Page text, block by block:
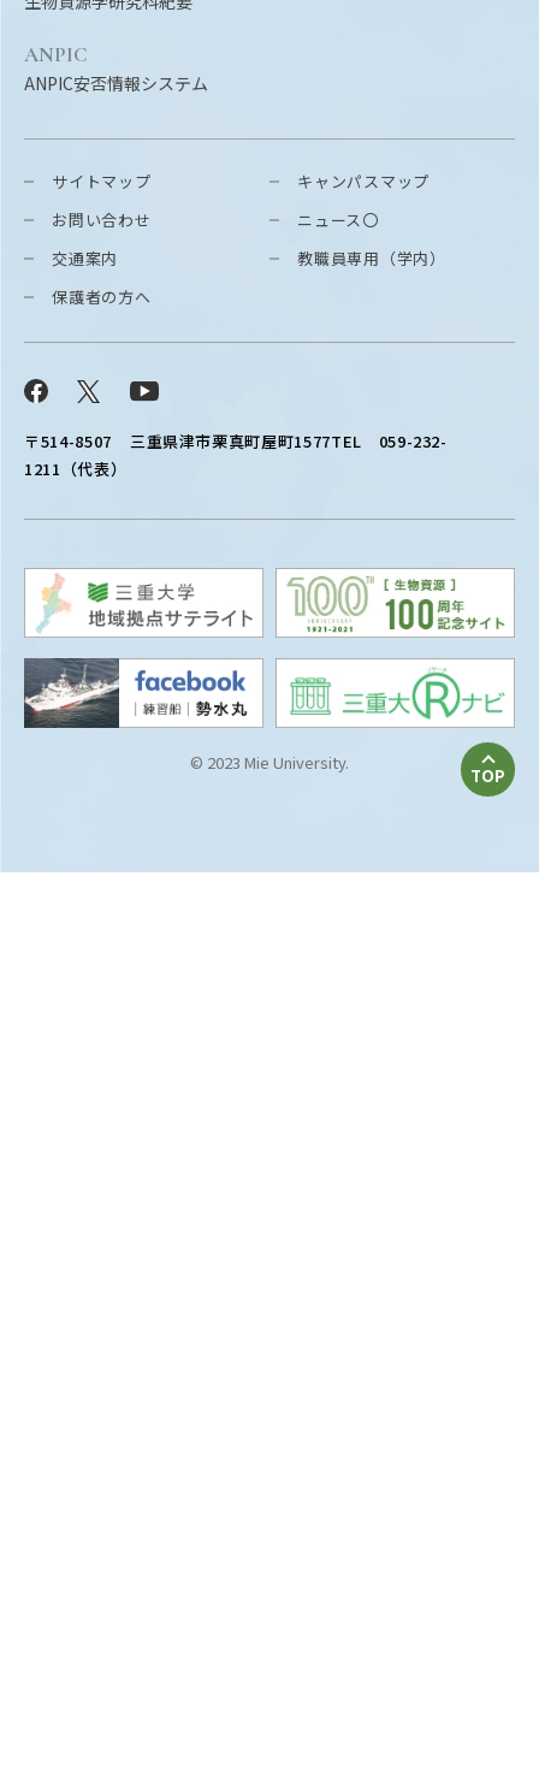
〒514-8507 三重県津市栗真町屋町1577TEL 059-232-
1211（代表）
サイトマップ
お問い合わせ
交通案内
保護者の方へ
Facebook
キャンパスマップ
ニュース〇
教職員専用（学内）
ANPIC
ANPIC安否情報システム
© 2023 Mie University.
TOP